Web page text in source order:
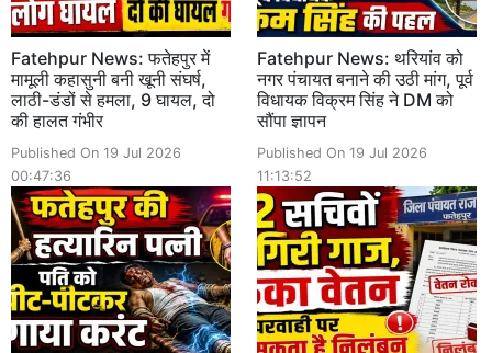
Fatehpur News: फतेहपुर में
मामूली कहासुनी बनी खूनी संघर्ष,
लाठी-डंडों से हमला, 9 घायल, दो
की हालत गंभीर
Published On 19 Jul 2026
00:47:36
Fatehpur News: थरियांव को
नगर पंचायत बनाने की उठी मांग, पूर्व
विधायक विक्रम सिंह ने DM को
सौंपा ज्ञापन
Published On 19 Jul 2026
11:13:52